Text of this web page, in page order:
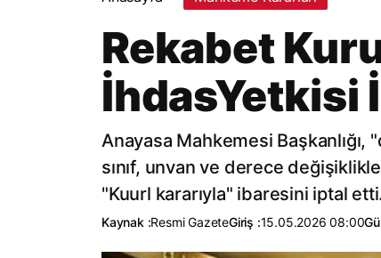
Rekabet
İhdasYetkisi
Anayasa Mahkemesi
sınıf, unvan ve derece
"Kuurl kararıyla" ibaresini iptal
Kaynak :Resmi GazeteGiriş :15.05.2026 08:00